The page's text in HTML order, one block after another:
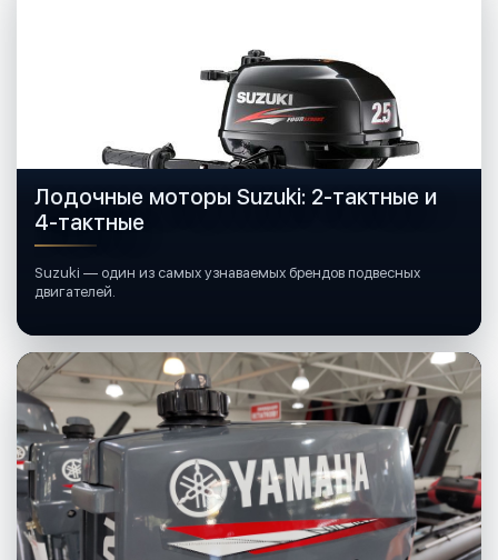
Лодочные моторы Suzuki: 2-тактные и
4-тактные
Suzuki — один из самых узнаваемых брендов подвесных
двигателей.